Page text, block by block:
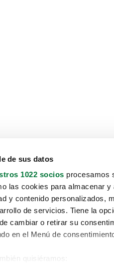
de sus datos
1022 socios procesamos
las cookies para almacenar
y contenido personalizados,
de servicios. Tiene la
cambiar o retirar su
en el Menú de
quisiéramos: